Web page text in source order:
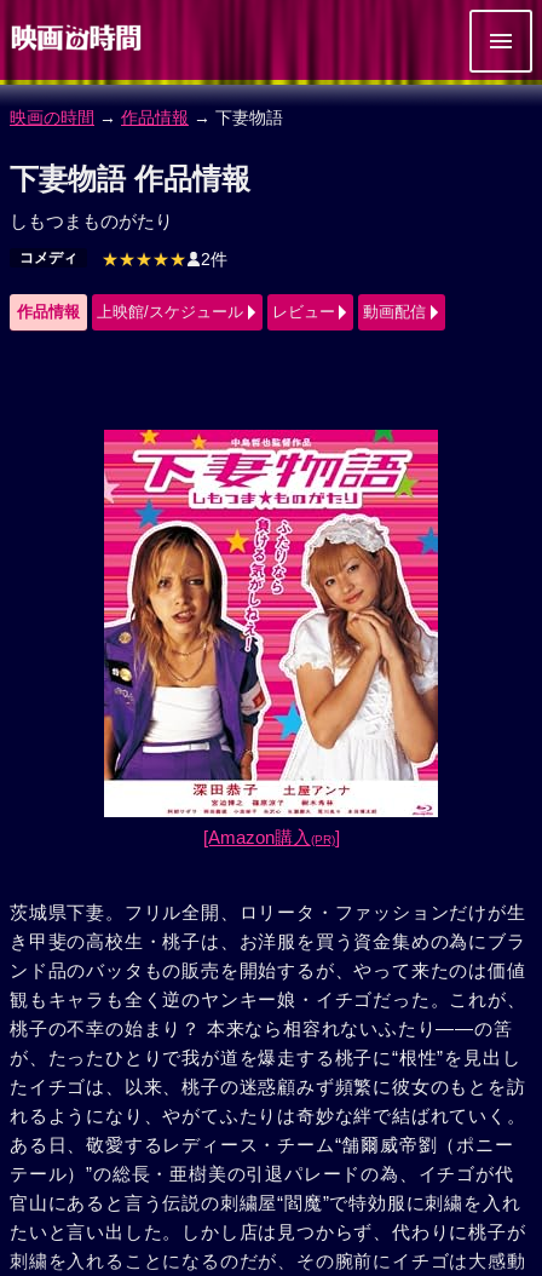
映画の時間 → 作品情報 → 下妻物語
下妻物語 作品情報
しもつまものがたり
コメディ ★★★★★ 2件
作品情報 上映館/スケジュール レビュー 動画配信
[Amazon購入 (PR)]
茨城県下妻。フリル全開、ロリータ・ファッションだけが生
き甲斐の高校生・桃子は、お洋服を買う資金集めの為にブラ
ンド品のバッタもの販売を開始するが、やって来たのは価値
観もキャラも全く逆のヤンキー娘・イチゴだった。これが、
桃子の不幸の始まり？ 本来なら相容れないふたり――の筈
が、たったひとりで我が道を爆走する桃子に“根性”を見出し
たイチゴは、以来、桃子の迷惑顧みず頻繁に彼女のもとを訪
れるようになり、やがてふたりは奇妙な絆で結ばれていく。
ある日、敬愛するレディース・チーム“舗爾威帝劉（ポニー
テール）”の総長・亜樹美の引退パレードの為、イチゴが代
官山にあると言う伝説の刺繍屋“閻魔”で特効服に刺繍を入れ
たいと言い出した。しかし店は見つからず、代わりに桃子が
刺繍を入れることになるのだが、その腕前にイチゴは大感動